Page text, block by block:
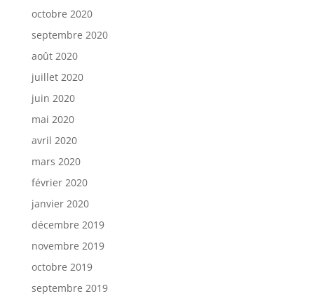
octobre 2020
septembre 2020
août 2020
juillet 2020
juin 2020
mai 2020
avril 2020
mars 2020
février 2020
janvier 2020
décembre 2019
novembre 2019
octobre 2019
septembre 2019